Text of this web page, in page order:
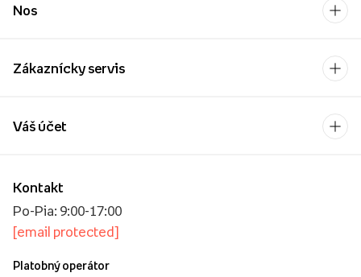
Nos
Zákaznícky servis
Kontakt
Po-Pia: 9:00-17:00
[email protected]
Platobný operátor
Váš účet